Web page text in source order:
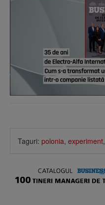
Taguri: polonia, experiment,